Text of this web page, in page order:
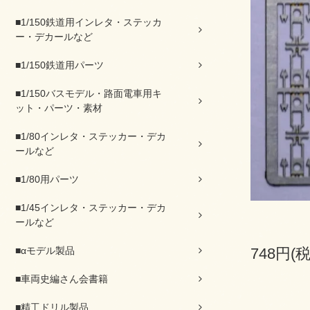
■1/150鉄道用インレタ・ステッカ
ー・デカールなど
■1/150鉄道用パーツ
■1/150バスモデル・路面電車用キ
ット・パーツ・素材
■1/80インレタ・ステッカー・デカ
ールなど
■1/80用パーツ
■1/45インレタ・ステッカー・デカ
ールなど
■αモデル製品
■車両史編さん会書籍
■精工ドリル製品
748円(